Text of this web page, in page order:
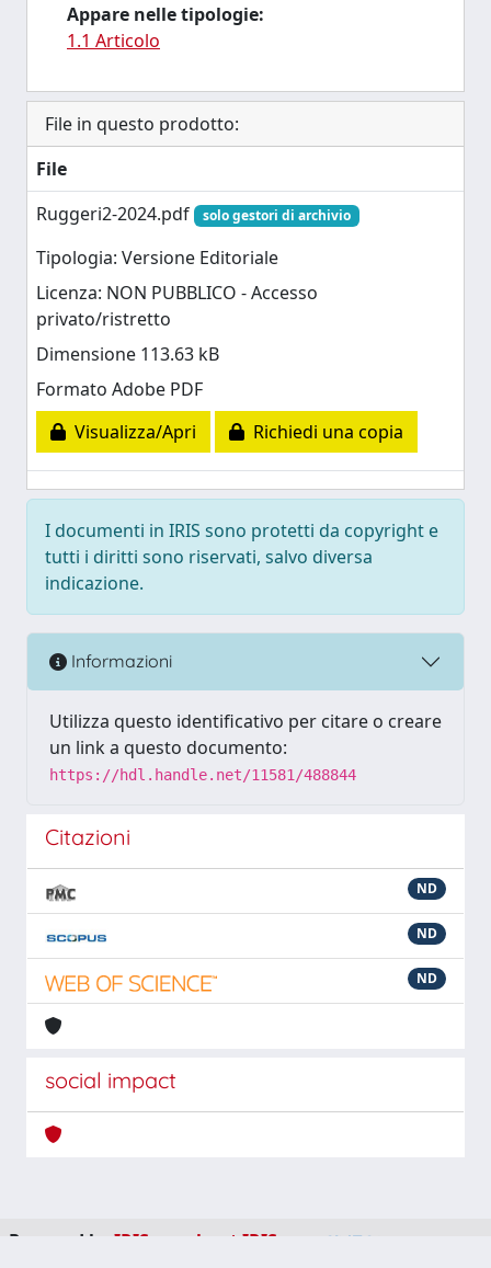
Appare nelle tipologie:
1.1 Articolo
File in questo prodotto:
File
Ruggeri2-2024.pdf
solo gestori di archivio
Tipologia: Versione Editoriale
Licenza: NON PUBBLICO - Accesso
privato/ristretto
Dimensione 113.63 kB
Formato Adobe PDF
Visualizza/Apri
Richiedi una copia
I documenti in IRIS sono protetti da copyright e
tutti i diritti sono riservati, salvo diversa
indicazione.
Informazioni
Utilizza questo identificativo per citare o creare
un link a questo documento:
https://hdl.handle.net/11581/488844
Citazioni
ND
ND
ND
social impact
Powered by IRIS about IRIS